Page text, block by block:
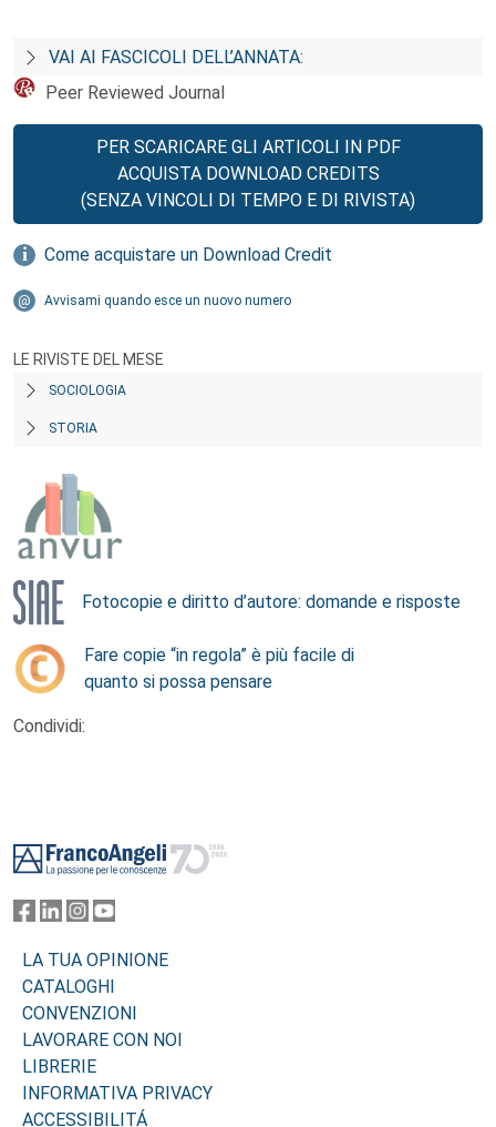
VAI AI FASCICOLI DELL’ANNATA:
Peer Reviewed Journal
PER SCARICARE GLI ARTICOLI IN PDF
ACQUISTA DOWNLOAD CREDITS
(SENZA VINCOLI DI TEMPO E DI RIVISTA)
Come acquistare un Download Credit
Avvisami quando esce un nuovo numero
LE RIVISTE DEL MESE
SOCIOLOGIA
STORIA
Fotocopie e diritto d’autore: domande e risposte
Fare copie “in regola” è più facile di
quanto si possa pensare
Condividi:
LA TUA OPINIONE
CATALOGHI
CONVENZIONI
LAVORARE CON NOI
LIBRERIE
INFORMATIVA PRIVACY
ACCESSIBILITÁ